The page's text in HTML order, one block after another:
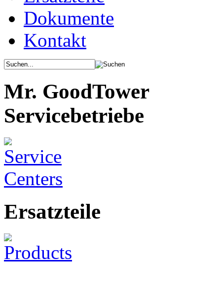
Dokumente
Kontakt
Mr. GoodTower
Servicebetriebe
Ersatzteile